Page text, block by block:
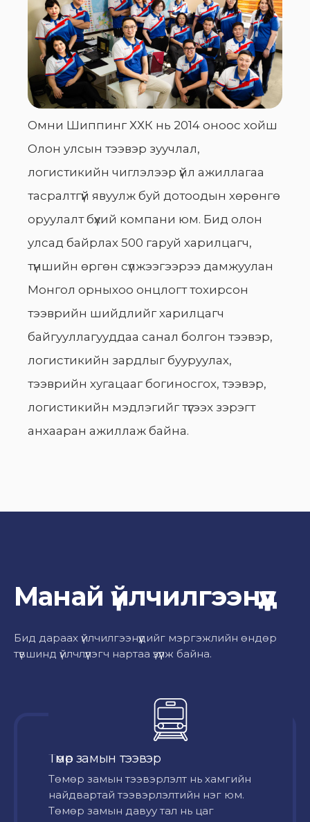
Омни Шиппинг ХХК нь 2014 оноос хойш
Олон улсын тээвэр зуучлал,
логистикийн чиглэлээр үйл ажиллагаа
тасралтгүй явуулж буй дотоодын хөрөнгө
оруулалт бүхий компани юм. Бид олон
улсад байрлах 500 гаруй харилцагч,
түншийн өргөн сүлжээгээрээ дамжуулан
Монгол орныхоо онцлогт тохирсон
тээврийн шийдлийг харилцагч
байгууллагууддаа санал болгон тээвэр,
логистикийн зардлыг бууруулах,
тээврийн хугацааг богиносгох, тээвэр,
логистикийн мэдлэгийг түгээх зэрэгт
анхааран ажиллаж байна.
Манай үйлчилгээнүүд
Бид дараах үйлчилгээнүүдийг мэргэжлийн өндөр
түвшинд үйлчлүүлэгч нартаа үзүүлж байна.
Төмөр замын тээвэр
Төмөр замын тээвэрлэлт нь хамгийн
найдвартай тээвэрлэлтийн нэг юм.
Төмөр замын давуу тал нь цаг